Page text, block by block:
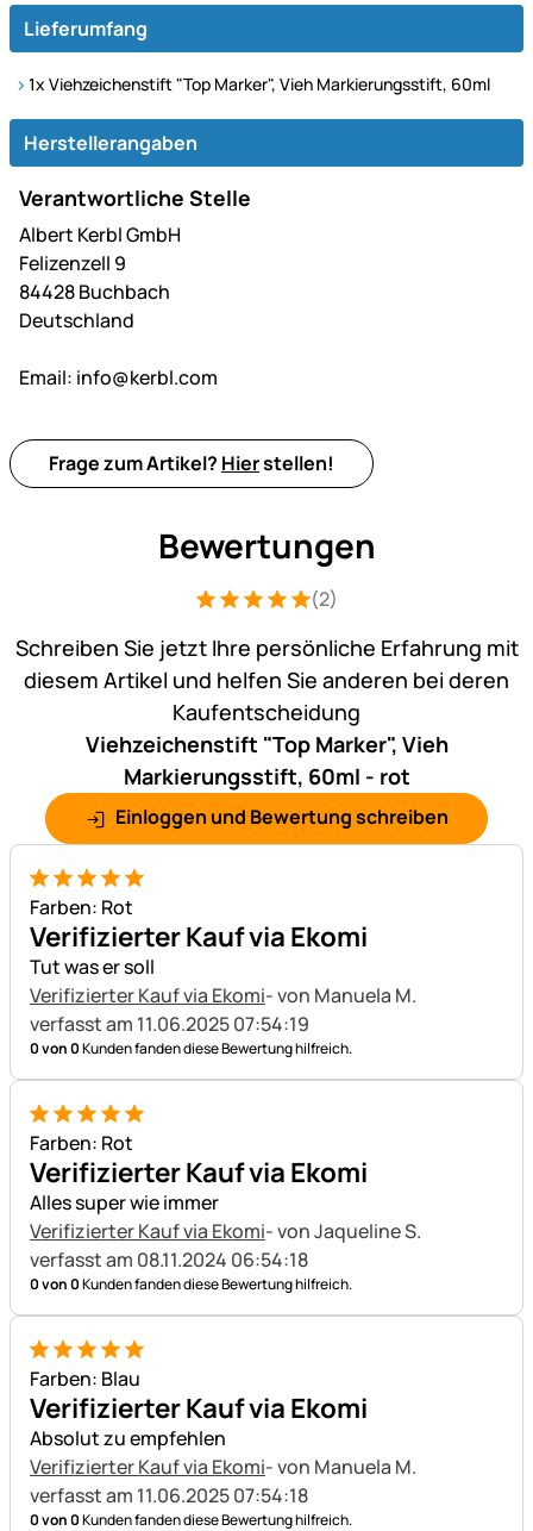
Lieferumfang
1x Viehzeichenstift "Top Marker", Vieh Markierungsstift, 60ml
Herstellerangaben
Verantwortliche Stelle
Albert Kerbl GmbH
Felizenzell 9
84428 Buchbach
Deutschland
Email: info@kerbl.com
Frage zum Artikel? Hierstellen!
Bewertungen
Bewertung: 5 von 5 (2 Bewertungen)
2 Bewertungen
(2)
Schreiben Sie jetzt Ihre persönliche Erfahrung mit
diesem Artikel und helfen Sie anderen bei deren
Kaufentscheidung
Viehzeichenstift "Top Marker", Vieh
Markierungsstift, 60ml - rot
Einloggen und Bewertung schreiben
5 von 5
Farben: Rot
Verifizierter Kauf via Ekomi
Tut was er soll
Verifizierter Kauf via Ekomi- von Manuela M.
verfasst am 11.06.2025 07:54:19
0 von 0Kunden fanden diese Bewertung hilfreich.
5 von 5
Farben: Rot
Verifizierter Kauf via Ekomi
Alles super wie immer
Verifizierter Kauf via Ekomi- von Jaqueline S.
verfasst am 08.11.2024 06:54:18
0 von 0Kunden fanden diese Bewertung hilfreich.
5 von 5
Farben: Blau
Verifizierter Kauf via Ekomi
Absolut zu empfehlen
Verifizierter Kauf via Ekomi- von Manuela M.
verfasst am 11.06.2025 07:54:18
0 von 0Kunden fanden diese Bewertung hilfreich.